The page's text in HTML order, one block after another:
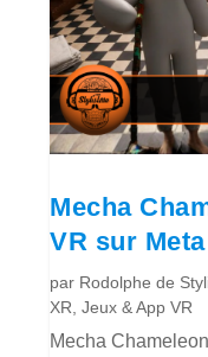
Mecha
VR sur
par Rodolphe de
XR ,Jeux & App VR
Mecha